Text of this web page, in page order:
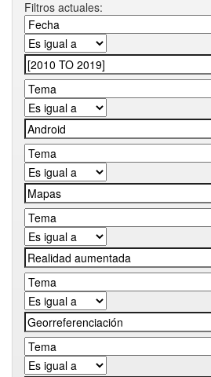
Filtros actuales: